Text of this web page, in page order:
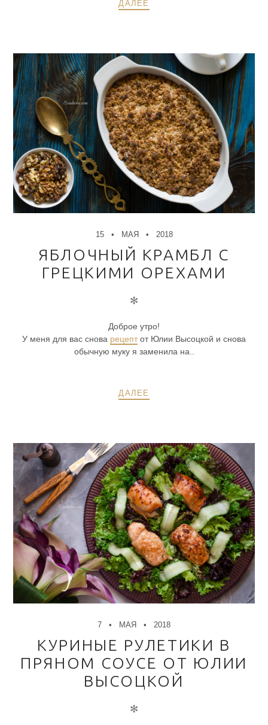
ДАЛЕЕ
15 МАЯ 2018
ЯБЛОЧНЫЙ КРАМБЛ С
ГРЕЦКИМИ ОРЕХАМИ
✻
Доброе утро!
У меня для вас снова рецептот Юлии Высоцкой и снова
обычную муку я заменила на..
ДАЛЕЕ
7 МАЯ 2018
КУРИНЫЕ РУЛЕТИКИ В
ПРЯНОМ СОУСЕ ОТ ЮЛИИ
ВЫСОЦКОЙ
✻